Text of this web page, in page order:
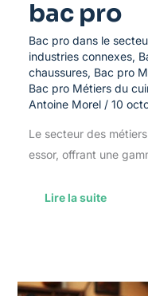
bac pro
Bac pro dans le
industries connexes,
chaussures, Bac pro
Bac pro Métiers du
Antoine Morel / 10
Le secteur des
essor, offrant une
Lire la suite